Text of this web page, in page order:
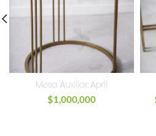
Mesa Auxiliar April
$1,000,000